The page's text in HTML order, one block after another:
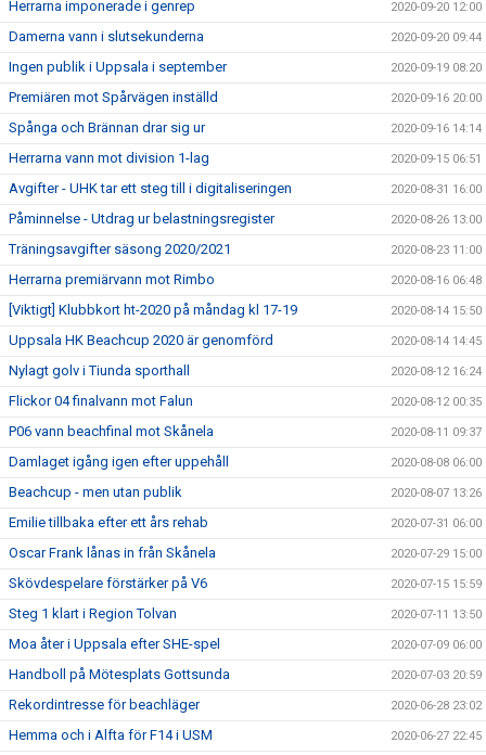
Herrarna imponerade i genrep 2020-09-20 12:00
Damerna vann i slutsekunderna 2020-09-20 09:44
Ingen publik i Uppsala i september 2020-09-19 08:20
Premiären mot Spårvägen inställd 2020-09-16 20:00
Spånga och Brännan drar sig ur 2020-09-16 14:14
Herrarna vann mot division 1-lag 2020-09-15 06:51
Avgifter - UHK tar ett steg till i digitaliseringen 2020-08-31 16:00
Påminnelse - Utdrag ur belastningsregister 2020-08-26 13:00
Träningsavgifter säsong 2020/2021 2020-08-23 11:00
Herrarna premiärvann mot Rimbo 2020-08-16 06:48
[Viktigt] Klubbkort ht-2020 på måndag kl 17-19 2020-08-14 15:50
Uppsala HK Beachcup 2020 är genomförd 2020-08-14 14:45
Nylagt golv i Tiunda sporthall 2020-08-12 16:24
Flickor 04 finalvann mot Falun 2020-08-12 00:35
P06 vann beachfinal mot Skånela 2020-08-11 09:37
Damlaget igång igen efter uppehåll 2020-08-08 06:00
Beachcup - men utan publik 2020-08-07 13:26
Emilie tillbaka efter ett års rehab 2020-07-31 06:00
Oscar Frank lånas in från Skånela 2020-07-29 15:00
Skövdespelare förstärker på V6 2020-07-15 15:59
Steg 1 klart i Region Tolvan 2020-07-11 13:50
Moa åter i Uppsala efter SHE-spel 2020-07-09 06:00
Handboll på Mötesplats Gottsunda 2020-07-03 20:59
Rekordintresse för beachläger 2020-06-28 23:02
Hemma och i Alfta för F14 i USM 2020-06-27 22:45